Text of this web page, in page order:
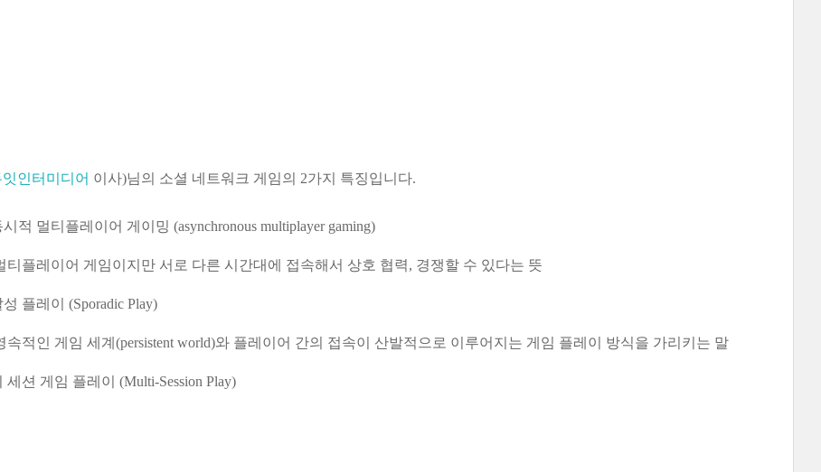
잇인터미디어 이사)님의 소셜 네트워크 게임의 2가지 특징입니다.
적 멀티플레이어 게이밍 (asynchronous multiplayer gaming)
티플레이어 게임이지만 서로 다른 시간대에 접속해서 상호 협력, 경쟁할 수 있다는 뜻
플레이 (Sporadic Play)
속적인 게임 세계(persistent world)와 플레이어 간의 접속이 산발적으로 이루어지는 게임 플레이 방식을 가리키는 말
세션 게임 플레이 (Multi-Session Play)